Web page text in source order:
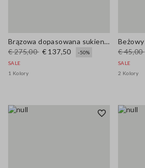
Brązowa dopasowana sukienka bez rękawów z prawdziwej skóry z dekoltem w kształcie litery V
€ 275,00 € 137,50
-50%
SALE
1 Kolory
€ 45,00
SALE
2 Kolory